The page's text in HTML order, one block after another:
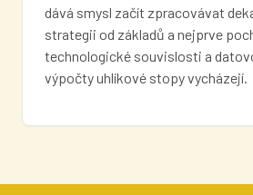
dává smysl začít zpracovávat
strategii od základů a nejprve
technologické souvislosti a
výpočty uhlíkové stopy vycházejí.